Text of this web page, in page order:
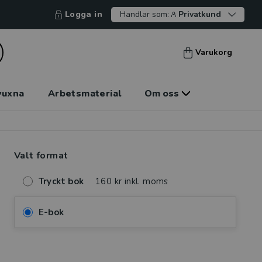
Logga in Handlar som: Privatkund
Varukorg
Arbetsmaterial Om oss
Valt format
Tryckt bok 160 kr inkl. moms
E-bok